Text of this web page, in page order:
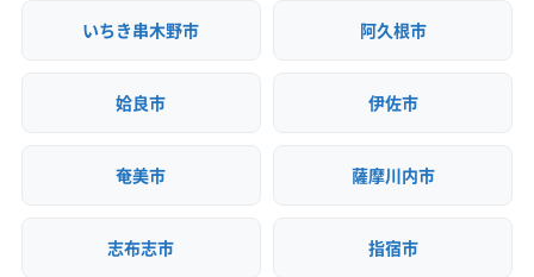
いちき串木野市 阿久根市
姶良市 伊佐市
奄美市 薩摩川内市
志布志市 指宿市